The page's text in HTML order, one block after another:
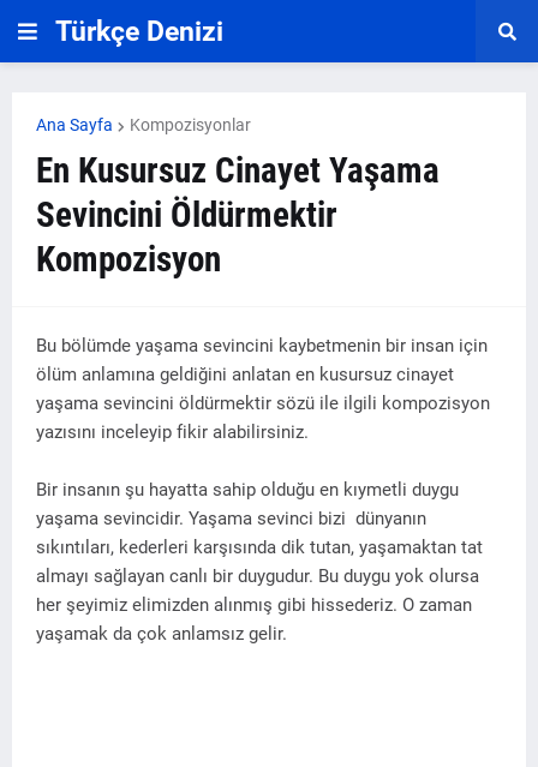
Türkçe Denizi
Ana Sayfa Kompozisyonlar
En Kusursuz Cinayet Yaşama
Sevincini Öldürmektir
Kompozisyon
Bu bölümde yaşama sevincini kaybetmenin bir insan için
ölüm anlamına geldiğini anlatan en kusursuz cinayet
yaşama sevincini öldürmektir sözü ile ilgili kompozisyon
yazısını inceleyip fikir alabilirsiniz.
Bir insanın şu hayatta sahip olduğu en kıymetli duygu
yaşama sevincidir. Yaşama sevinci bizi dünyanın
sıkıntıları, kederleri karşısında dik tutan, yaşamaktan tat
almayı sağlayan canlı bir duygudur. Bu duygu yok olursa
her şeyimiz elimizden alınmış gibi hissederiz. O zaman
yaşamak da çok anlamsız gelir.